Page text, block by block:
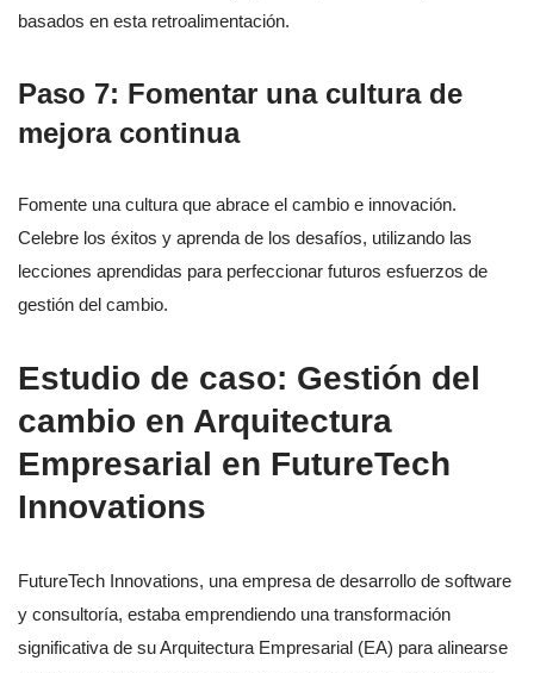
basados en esta retroalimentación.
Paso 7: Fomentar una cultura de
mejora continua
Fomente una cultura que abrace el cambio e innovación.
Celebre los éxitos y aprenda de los desafíos, utilizando las
lecciones aprendidas para perfeccionar futuros esfuerzos de
gestión del cambio.
Estudio de caso: Gestión del
cambio en Arquitectura
Empresarial en FutureTech
Innovations
FutureTech Innovations, una empresa de desarrollo de software
y consultoría, estaba emprendiendo una transformación
significativa de su Arquitectura Empresarial (EA) para alinearse